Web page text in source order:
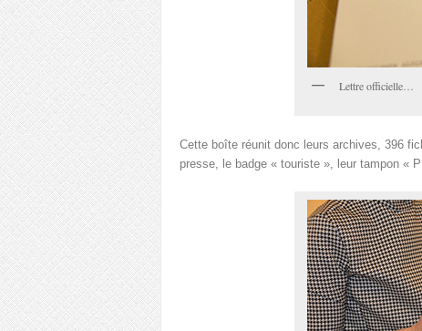
Lettre officielle…
Cette boîte réunit donc leurs archives, 396
presse, le badge « touriste », leur tampon «